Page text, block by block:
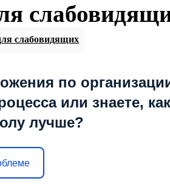
слабовидящих
по
или знаете, как
лучше?